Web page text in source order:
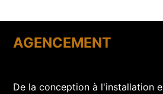
AGENCEMENT
De la conception à l'installation